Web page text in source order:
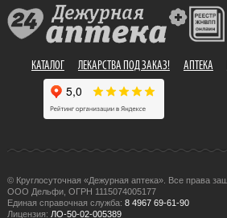
КАТАЛОГ ЛЕКАРСТВА ПОД ЗАКАЗ! АПТЕКА
© Круглосуточная «Дежурная аптека». Все права
ООО Дельфи, ОГРН 1115074005177
Единая справочная служба: 8 4967 69-61-90
Лицензия: ЛО-50-02-005389